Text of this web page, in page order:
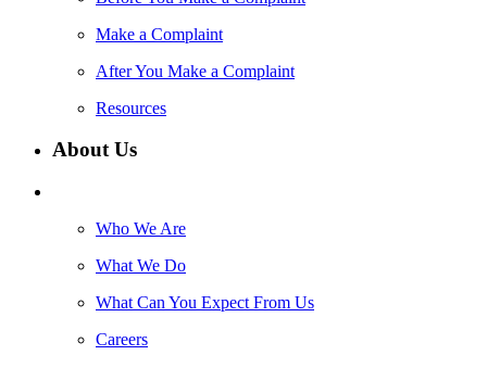
Make a Complaint
After You Make a Complaint
Resources
About Us
Who We Are
What We Do
What Can You Expect From Us
Careers